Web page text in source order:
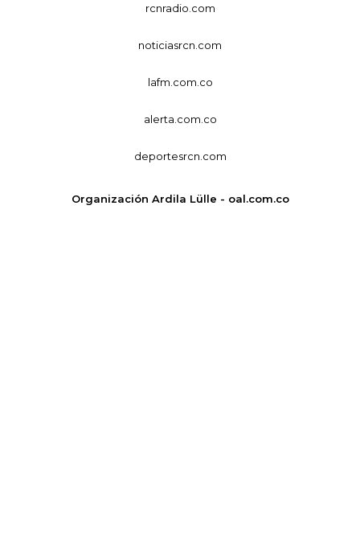
rcnradio.com
noticiasrcn.com
lafm.com.co
alerta.com.co
deportesrcn.com
Organización Ardila Lülle - oal.com.co